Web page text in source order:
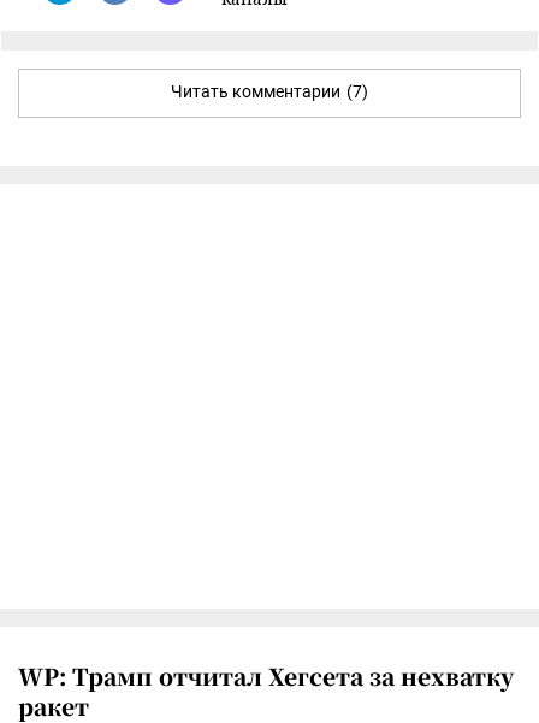
Читать комментарии (7)
WP: Трамп отчитал Хегсета за нехватку
ракет